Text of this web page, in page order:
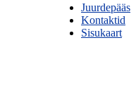
Juurdepääs
Kontaktid
Sisukaart